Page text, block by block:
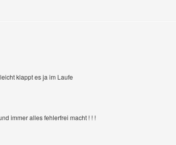
klappt es ja im Laufe
immer alles fehlerfrei macht ! ! !
kuermreuth